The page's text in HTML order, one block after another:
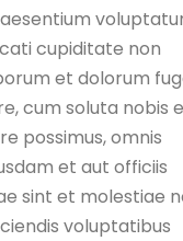
cupiditate non
et dolorum
cum soluta nobis
possimus, omnis
et aut officiis
sint et molestiae
voluptatibus